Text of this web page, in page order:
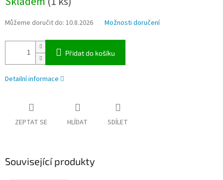
cena:
Můžeme doručit do: 10.8.2026 Možnosti doručení
Přidat do košíku
Detailní informace
ZEPTAT SE HLÍDAT SDÍLET
Související produkty